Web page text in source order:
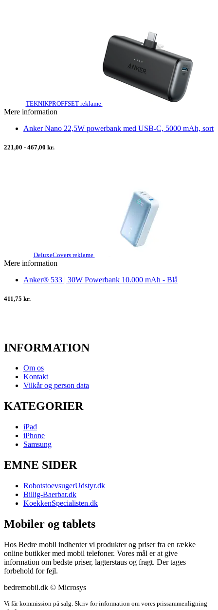
TEKNIKPROFFSET reklame
Mere information
Anker Nano 22,5W powerbank med USB-C, 5000 mAh, sort
221,00 - 467,00 kr.
DeluxeCovers reklame
Mere information
Anker® 533 | 30W Powerbank 10.000 mAh - Blå
411,75 kr.
INFORMATION
Om os
Kontakt
Vilkår og person data
KATEGORIER
iPad
iPhone
Samsung
EMNE SIDER
RobotstoevsugerUdstyr.dk
Billig-Baerbar.dk
KoekkenSpecialisten.dk
Mobiler og tablets
Hos Bedre mobil indhenter vi produkter og priser fra en række
online butikker med mobil telefoner. Vores mål er at give
information om bedste priser, lagterstaus og fragt. Der tages
forbehold for fejl.
bedremobil.dk © Microsys
Vi får kommission på salg. Skriv for information om vores prissammenligning